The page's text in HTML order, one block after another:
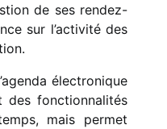
de ses rendez-
sur l’ac­ti­vité des
élec­tro­nique
des fonc­tion­na­li­tés
mais permet